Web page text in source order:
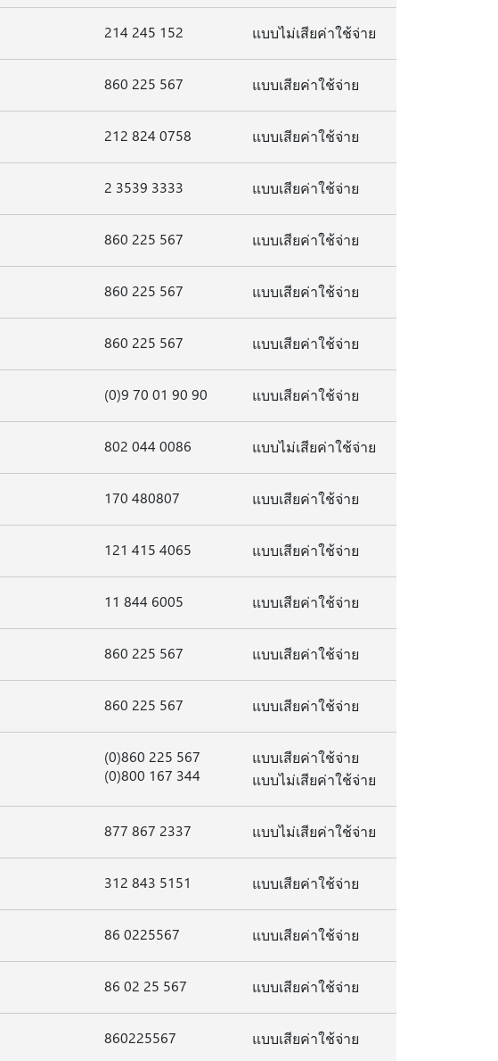
214 245 152 แบบไม่เสียค่าใช้จ่าย
860 225 567 แบบเสียค่าใช้จ่าย
212 824 0758 แบบเสียค่าใช้จ่าย
2 3539 3333 แบบเสียค่าใช้จ่าย
860 225 567 แบบเสียค่าใช้จ่าย
860 225 567 แบบเสียค่าใช้จ่าย
860 225 567 แบบเสียค่าใช้จ่าย
(0)9 70 01 90 90 แบบเสียค่าใช้จ่าย
802 044 0086 แบบไม่เสียค่าใช้จ่าย
170 480807 แบบเสียค่าใช้จ่าย
121 415 4065 แบบเสียค่าใช้จ่าย
11 844 6005 แบบเสียค่าใช้จ่าย
860 225 567 แบบเสียค่าใช้จ่าย
860 225 567 แบบเสียค่าใช้จ่าย
(0)860 225 567
(0)800 167 344
แบบเสียค่าใช้จ่าย
แบบไม่เสียค่าใช้จ่าย
877 867 2337 แบบไม่เสียค่าใช้จ่าย
312 843 5151 แบบเสียค่าใช้จ่าย
86 0225567 แบบเสียค่าใช้จ่าย
86 02 25 567 แบบเสียค่าใช้จ่าย
860225567 แบบเสียค่าใช้จ่าย